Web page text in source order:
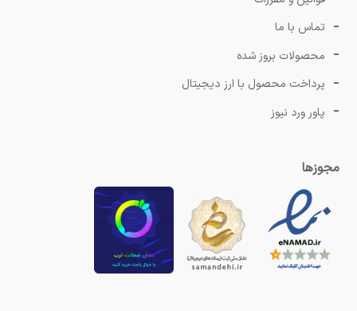
تماس با ما
محصولات بروز شده
پرداخت محصول با ارز دیجیتال
پاور ورد نیوز
مجوزها